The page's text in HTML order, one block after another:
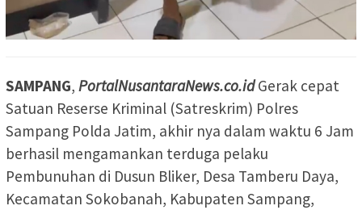
SAMPANG, PortalNusantaraNews.co.idGerak cepat
Satuan Reserse Kriminal (Satreskrim) Polres
Sampang Polda Jatim, akhir nya dalam waktu 6 Jam
berhasil mengamankan terduga pelaku
Pembunuhan di Dusun Bliker, Desa Tamberu Daya,
Kecamatan Sokobanah, Kabupaten Sampang,